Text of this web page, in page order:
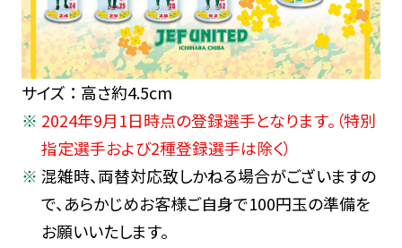
サイズ ： 高さ約4.5cm
2024年9月1日時点の登録選手となります。（特別
指定選手および2種登録選手は除く）
混雑時、両替対応致しかねる場合がございますの
で、あらかじめお客様ご自身で100円玉の準備を
お願いいたします。